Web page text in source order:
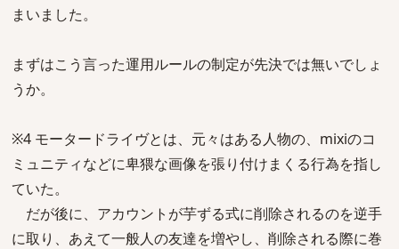
まいました。
まずはこう言った運用ルールの制定が先決では無いでしょ
うか。
※4 モータードライヴとは、元々はある人物の、mixiのコ
ミュニティなどに卑猥な画像を張り付けまくる行為を指し
ていた。
だが後に、アカウントが芋ずる式に削除されるのを逆手
に取り、あえて一般人の友達を増やし、削除される際に巻